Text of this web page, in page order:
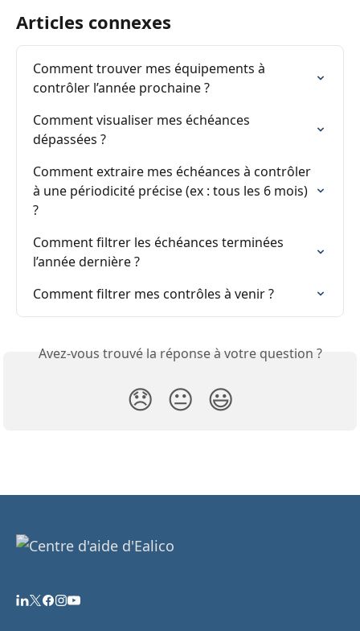
Articles connexes
Comment trouver mes équipements à
contrôler l’année prochaine ?
Comment visualiser mes échéances
dépassées ?
Comment extraire mes échéances à contrôler
à une périodicité précise (ex : tous les 6 mois)
?
Comment filtrer les échéances terminées
l’année dernière ?
Comment filtrer mes contrôles à venir ?
Avez-vous trouvé la réponse à votre question ?
😞 😐 😃